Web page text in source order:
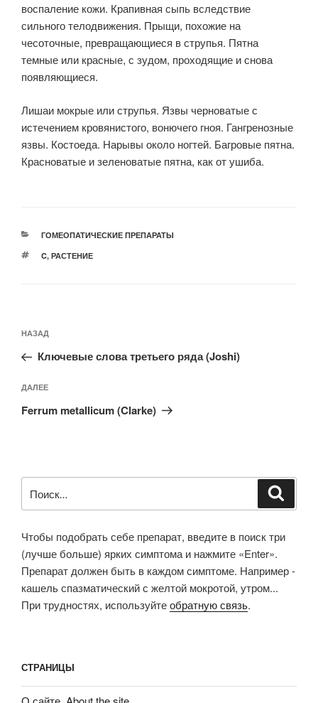
воспаление кожи. Крапивная сыпь вследствие
сильного телодвижения. Прыщи, похожие на
чесоточные, превращающиеся в струпья. Пятна
темные или красные, с зу­дом, проходящие и снова
появляющиеся.
Лишаи мокрые или струпья. Язвы черноватые с
истечением кровянистого, вонючего гноя. Гангренозные
язвы. Костоеда. Нарывы около ногтей. Багровые пятна.
Красноватые и зеленоватые пятна, как от ушиба.
РУБРИКИ
ГОМЕОПАТИЧЕСКИЕ ПРЕПАРАТЫ
МЕТКИ
C, РАСТЕНИЕ
по
записям
Предыдущая
запись:
НАЗАД
Ключевые слова третьего ряда (Joshi)
Следующая
запись
ДАЛЕЕ
Ferrum metallicum (Clarke)
Чтобы подобрать себе препарат, введите в поиск три
(лучше больше) ярких симптома и нажмите «Enter».
Препарат должен быть в каждом симптоме. Например -
кашель спазматический с желтой мокротой, утром...
При трудностях, используйтеобратную связь.
СТРАНИЦЫ